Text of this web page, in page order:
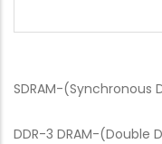
SDRAM-(Synchronous
DDR-3 DRAM-(Double